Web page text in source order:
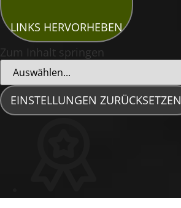
LINKS HERVORHEBEN
Zum Inhalt springen
EINSTELLUNGEN ZURÜCKSETZEN